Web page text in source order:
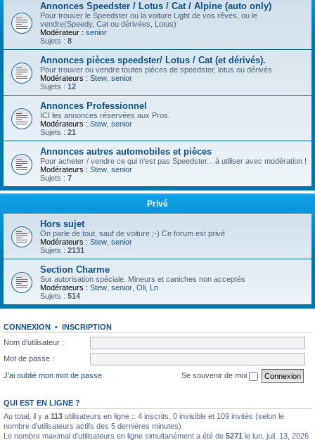
Annonces Speedster / Lotus / Cat / Alpine (auto only)
Pour trouver le Speedster ou la voiture Light de vos rêves, ou le
vendre(Speedy, Cat ou dérivées, Lotus)
Modérateur : senior
Sujets : 8
Annonces pièces speedster/ Lotus / Cat (et dérivés).
Pour trouver ou vendre toutes pièces de speedster, lotus ou dérivés.
Modérateurs : Stew senior
Sujets : 12
Annonces Professionnel
ICI les annonces réservées aux Pros.
Modérateurs : Stew senior
Sujets : 21
Annonces autres automobiles et pièces
Pour acheter / vendre ce qui n'est pas Speedster... à utiliser avec modération !
Modérateurs : Stew senior
Sujets : 7
Privé
Hors sujet
On parle de tout, sauf de voiture ;-) Ce forum est privé
Modérateurs : Stew senior
Sujets : 2131
Section Charme
Sur autorisation spéciale. Mineurs et caniches non acceptés
Modérateurs : Stew senior Oli Ln
Sujets : 514
CONNEXION • INSCRIPTION
Nom d’utilisateur :
Mot de passe :
J’ai oublié mon mot de passe
Se souvenir de moi
QUI EST EN LIGNE ?
Au total, il y a 113 utilisateurs en ligne :: 4 inscrits, 0 invisible et 109 invités (selon le
nombre d’utilisateurs actifs des 5 dernières minutes)
Le nombre maximal d’utilisateurs en ligne simultanément a été de 5271 le lun. juil. 13, 2026